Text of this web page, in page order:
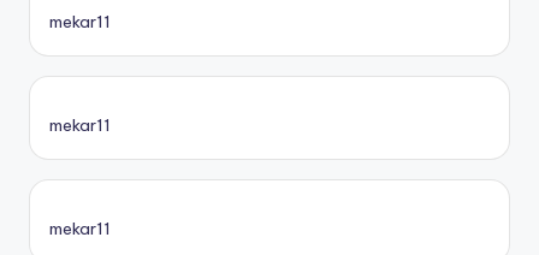
mekar11
mekar11
mekar11